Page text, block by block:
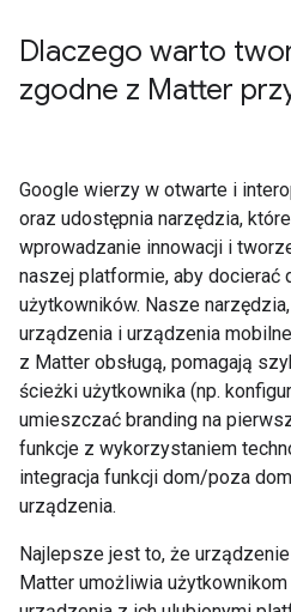
Dlaczego warto
zgodne z Matter
Google wierzy w otwarte i
oraz udostępnia narzędzia,
wprowadzanie innowacji i
naszej platformie, aby docierać
użytkowników. Nasze
urządzenia i urządzenia
z Matter obsługą, pomagają
ścieżki użytkownika (np.
umieszczać branding na
funkcje z wykorzystaniem
integracja funkcji dom/poza
urządzenia.
Najlepsze jest to, że
Matter umożliwia